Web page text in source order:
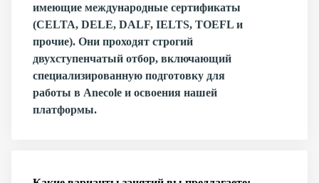
имеющие международные сертификаты
(CELTA, DELE, DALF, IELTS, TOEFL и
прочие). Они проходят строгий
двухступенчатый отбор, включающий
специализированную подготовку для
работы в Anecole и освоения нашей
платформы.